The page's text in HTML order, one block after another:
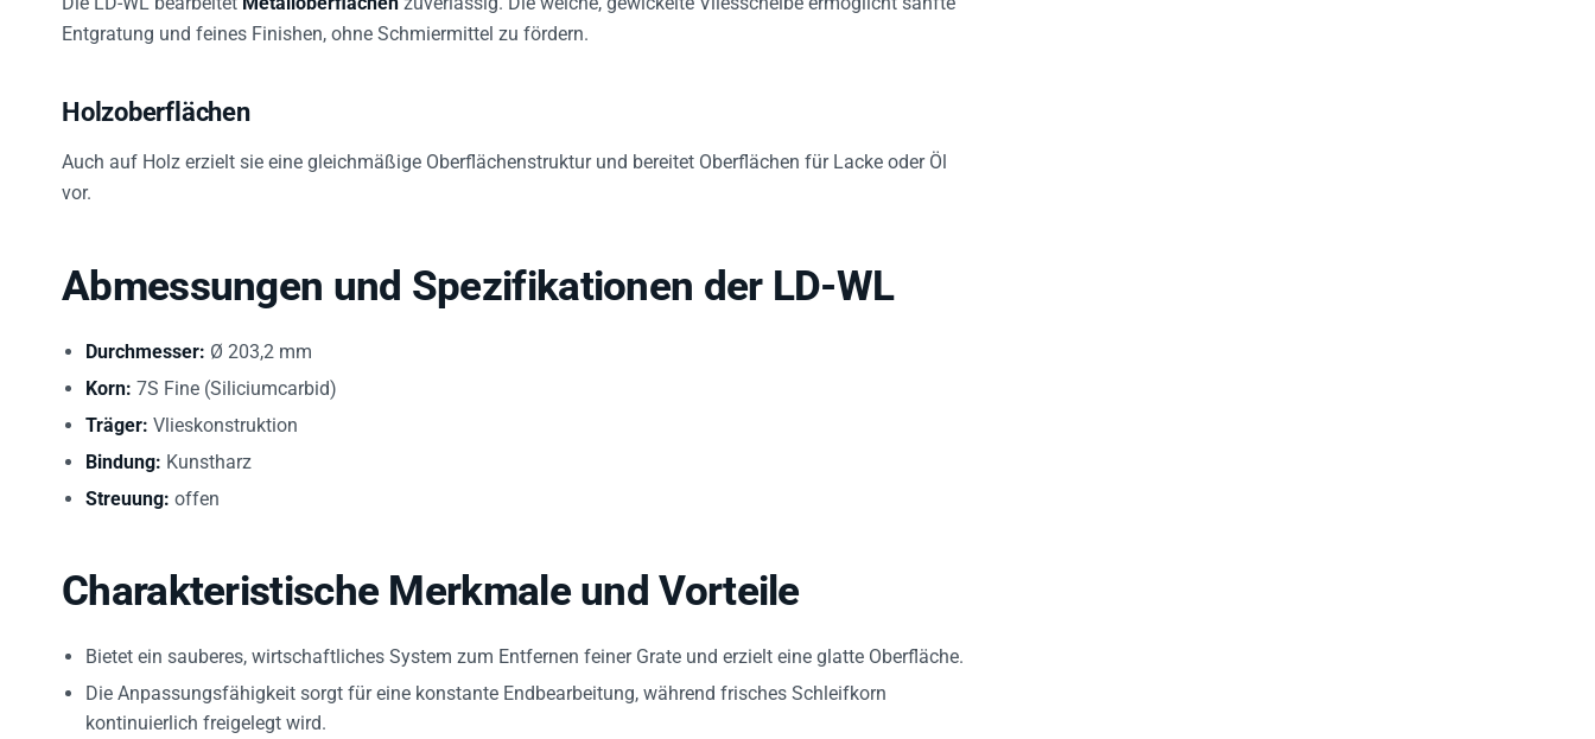
Entgratung und feines Finishen, ohne Schmiermittel zu fördern.
Holzoberflächen
Auch auf Holz erzielt sie eine gleichmäßige Oberflächenstruktur und bereitet Oberflächen für Lacke oder Öl
vor.
Abmessungen und Spezifikationen der LD-WL
Durchmesser: Ø 203,2 mm
Korn: 7S Fine (Siliciumcarbid)
Träger: Vlieskonstruktion
Bindung: Kunstharz
Streuung: offen
Charakteristische Merkmale und Vorteile
Bietet ein sauberes, wirtschaftliches System zum Entfernen feiner Grate und erzielt eine glatte Oberfläche.
Die Anpassungsfähigkeit sorgt für eine konstante Endbearbeitung, während frisches Schleifkorn
kontinuierlich freigelegt wird.